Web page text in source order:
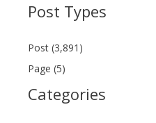
Post Types
Post (3,891)
Page (5)
Categories